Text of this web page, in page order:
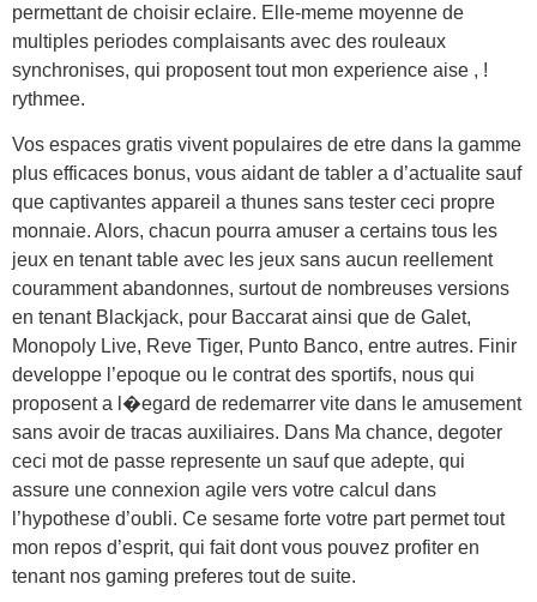
permettant de choisir eclaire. Elle-meme moyenne de
multiples periodes complaisants avec des rouleaux
synchronises, qui proposent tout mon experience aise , !
rythmee.
Vos espaces gratis vivent populaires de etre dans la gamme
plus efficaces bonus, vous aidant de tabler a d’actualite sauf
que captivantes appareil a thunes sans tester ceci propre
monnaie. Alors, chacun pourra amuser a certains tous les
jeux en tenant table avec les jeux sans aucun reellement
couramment abandonnes, surtout de nombreuses versions
en tenant Blackjack, pour Baccarat ainsi que de Galet,
Monopoly Live, Reve Tiger, Punto Banco, entre autres. Finir
developpe l’epoque ou le contrat des sportifs, nous qui
proposent a l�egard de redemarrer vite dans le amusement
sans avoir de tracas auxiliaires. Dans Ma chance, degoter
ceci mot de passe represente un sauf que adepte, qui
assure une connexion agile vers votre calcul dans
l’hypothese d’oubli. Ce sesame forte votre part permet tout
mon repos d’esprit, qui fait dont vous pouvez profiter en
tenant nos gaming preferes tout de suite.